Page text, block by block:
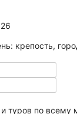
туров по всему